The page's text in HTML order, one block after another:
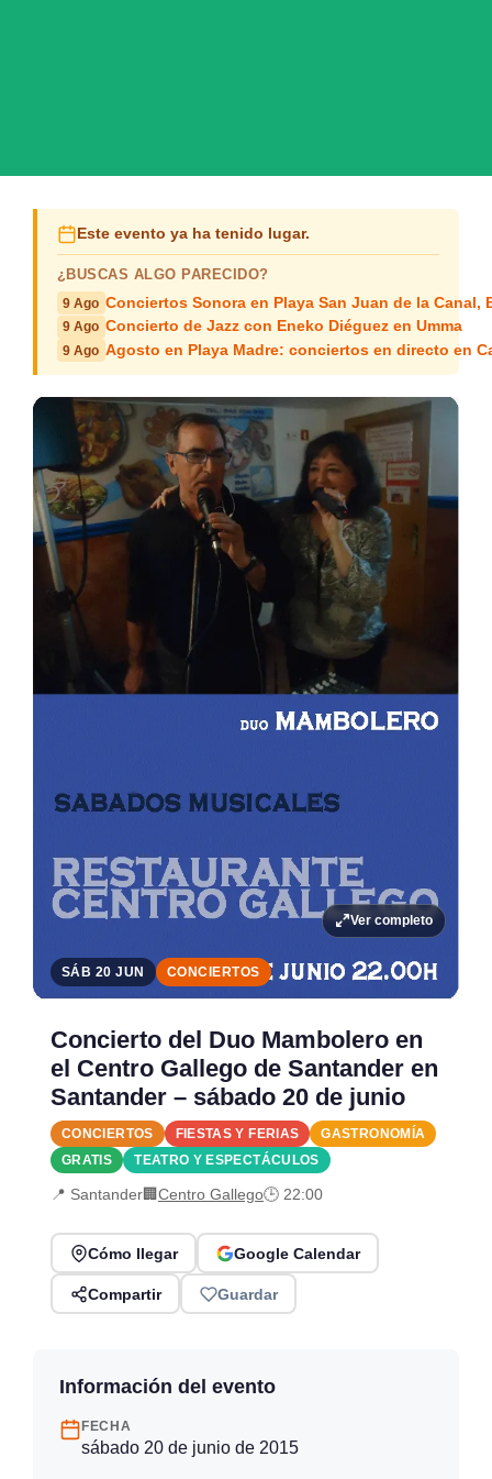
Este evento ya ha tenido lugar.
¿BUSCAS ALGO PARECIDO?
9 Ago Conciertos Sonora en Playa San Juan de la Canal,
9 Ago Concierto de Jazz con Eneko Diéguez en Umma
9 Ago Agosto en Playa Madre: conciertos en directo en
Ver completo
SÁB 20 JUN CONCIERTOS
Concierto del Duo Mambolero en
el Centro Gallego de Santander en
Santander – sábado 20 de junio
CONCIERTOS FIESTAS Y FERIAS
GASTRONOMÍA
GRATIS
TEATRO Y ESPECTÁCULOS
📍 Santander🏢Centro Gallego🕒 22:00
Cómo llegar Google Calendar
Compartir Guardar
Información del evento
FECHA
sábado 20 de junio de 2015